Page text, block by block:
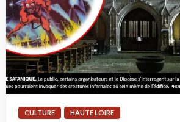
CULTURE HAUTE LOIRE